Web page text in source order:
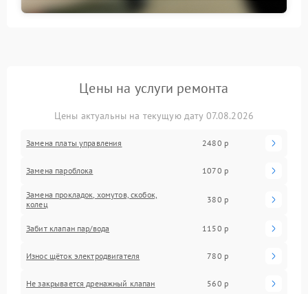
Цены на услуги ремонта
Цены актуальны на текущую дату 07.08.2026
Замена платы управления 2480 р
Замена пароблока 1070 р
Замена прокладок, хомутов, скобок,
колец
380 р
Забит клапан пар/вода 1150 р
Износ щёток электродвигателя 780 р
Не закрывается дренажный клапан 560 р